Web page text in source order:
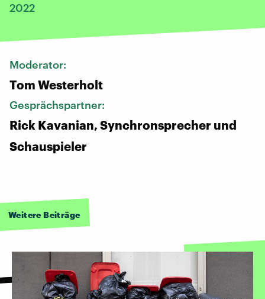
2022
Moderator:
Tom Westerholt
Gesprächspartner:
Rick Kavanian, Synchronsprecher und
Schauspieler
Weitere Beiträge